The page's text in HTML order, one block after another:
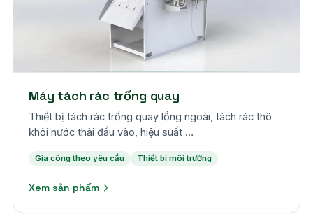
Máy tách rác trống quay
Thiết bị tách rác trống quay lồng ngoài, tách rác thô
khỏi nước thải đầu vào, hiệu suất …
Gia công theo yêu cầu Thiết bị môi trường
Xem sản phẩm